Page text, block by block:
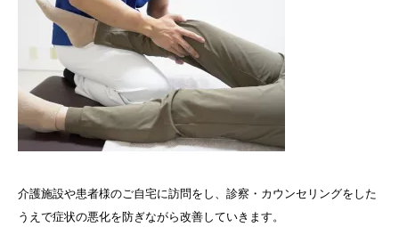
介護施設や患者様のご自宅に訪問をし、診察・カウンセリングをした
うえで症状の悪化を防ぎながら改善していきます。